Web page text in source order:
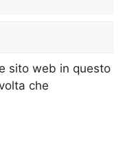
sito web in questo
che